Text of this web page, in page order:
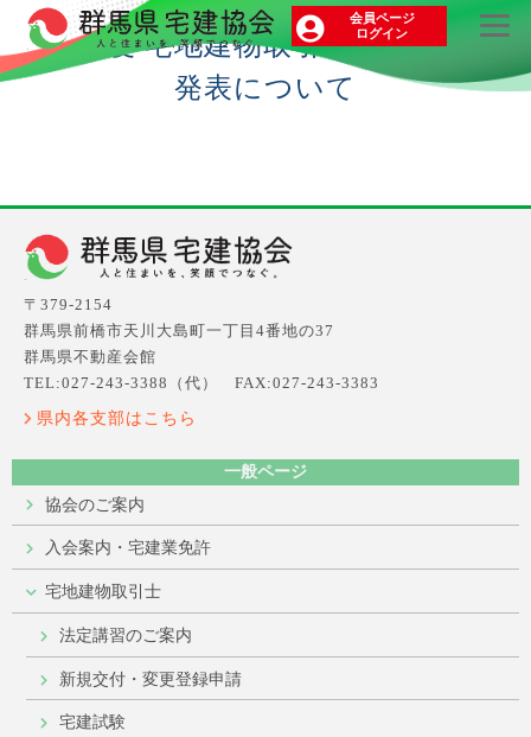
会員ページ
ログイン
令和3年度 宅地建物取引士資格試験合格
発表について
〒379-2154
群馬県前橋市天川大島町一丁目4番地の37
群馬県不動産会館
TEL:027-243-3388（代） FAX:027-243-3383
県内各支部はこちら
一般ページ
協会のご案内
入会案内・宅建業免許
宅地建物取引士
法定講習のご案内
新規交付・変更登録申請
宅建試験